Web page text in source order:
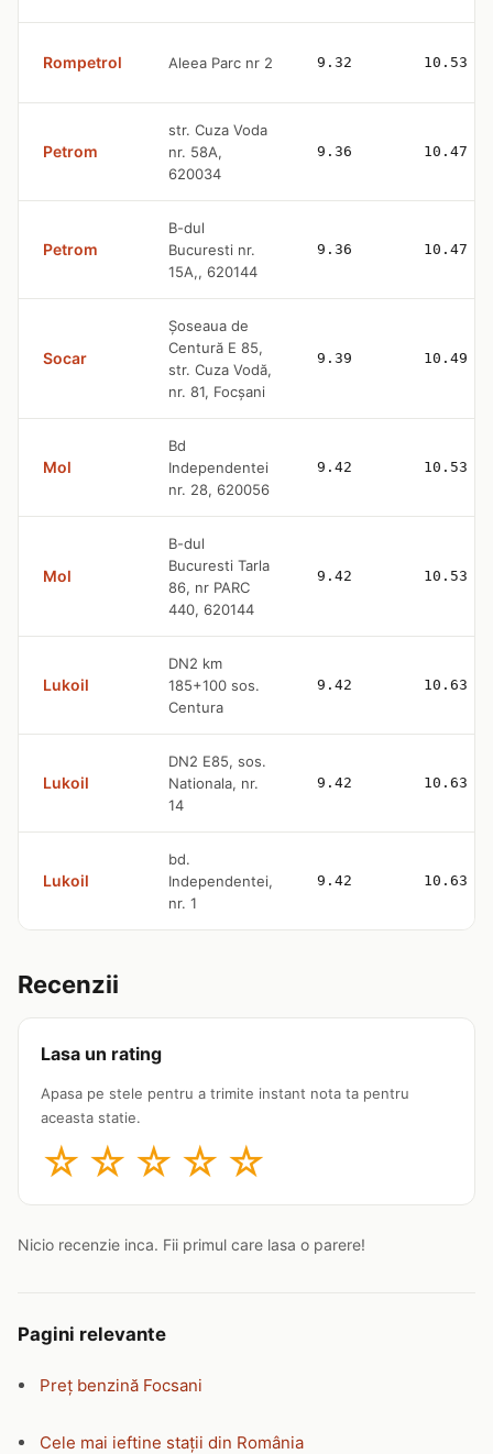
Rompetrol Aleea Parc nr 2 9.32 10.53
Petrom
str. Cuza Voda
nr. 58A,
620034
9.36 10.47
Petrom
B-dul
Bucuresti nr.
15A,, 620144
9.36 10.47
Socar
Şoseaua de
Centură E 85,
str. Cuza Vodă,
nr. 81, Focşani
9.39 10.49
Mol
Bd
Independentei
nr. 28, 620056
9.42 10.53
Mol
B-dul
Bucuresti Tarla
86, nr PARC
440, 620144
9.42 10.53
Lukoil
DN2 km
185+100 sos.
Centura
9.42 10.63
Lukoil
DN2 E85, sos.
Nationala, nr.
14
9.42 10.63
Lukoil
bd.
Independentei,
nr. 1
9.42 10.63
Recenzii
Lasa un rating
Apasa pe stele pentru a trimite instant nota ta pentru
aceasta statie.
☆ ☆ ☆ ☆ ☆
Nicio recenzie inca. Fii primul care lasa o parere!
Pagini relevante
Preț benzină Focsani
Cele mai ieftine stații din România